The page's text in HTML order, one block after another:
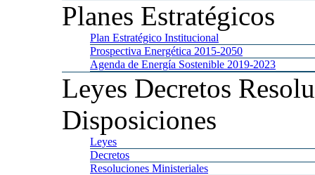
Planes Estratégicos
Plan Estratégico Institucional
Prospectiva Energética 2015-2050
Agenda de Energía Sostenible 2019-2023
Leyes Decretos
Disposiciones
Leyes
Decretos
Resoluciones Ministeriales